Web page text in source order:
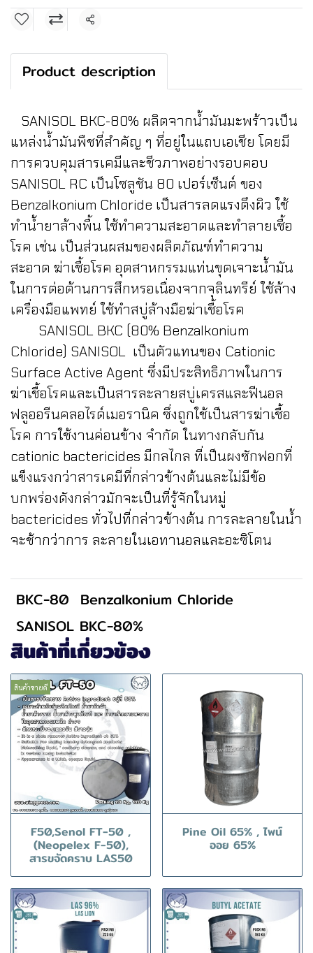
แชร์
Product description
SANISOL BKC-80% ผลิตจากน้ำมันมะพร้าวเป็น
แหล่งน้ำมันพืชที่สำคัญ ๆ ที่อยู่ในแถบเอเชีย โดยมี
การควบคุมสารเคมีและชีวภาพอย่างรอบคอบ
SANISOL RC เป็นโซลูชัน 80 เปอร์เซ็นต์ ของ
Benzalkonium Chloride เป็นสารลดแรงตึงผิว ใช้
ทำน้ำยาล้างพื้น ใช้ทำความสะอาดและทำลายเชื้อ
โรค เช่น เป็นส่วนผสมของผลิตภัณฑ์ทำความ
สะอาด ฆ่าเชื้อโรค อุตสาหกรรมแท่นขุดเจาะน้ำมัน
ในการต่อต้านการสึกหรอเนื่องจากจุลินทรีย์ ใช้ล้าง
เครื่องมือแพทย์ ใช้ทำสบู่ล้างมือฆ่าเชื้อโรค
SANISOL BKC (80% Benzalkonium
Chloride) SANISOL เป็นตัวแทนของ Cationic
Surface Active Agent ซึ่งมีประสิทธิภาพในการ
ฆ่าเชื้อโรคและเป็นสารละลายสบู่เครสและฟีนอล
ฟลูออรีนคลอไรด์เมอรานิค ซึ่งถูกใช้เป็นสารฆ่าเชื้อ
โรค การใช้งานค่อนข้าง จำกัด ในทางกลับกัน
cationic bactericides มีกลไกล ที่เป็นผงซักฟอกที่
แข็งแรงกว่าสารเคมีที่กล่าวข้างต้นและไม่มีข้อ
บกพร่องดังกล่าวมักจะเป็นที่รู้จักในหมู่
bactericides ทั่วไปที่กล่าวข้างต้น การละลายในน้ำ
จะช้ากว่าการ ละลายในเอทานอลและอะซิโตน
BKC-80 Benzalkonium Chloride
SANISOL BKC-80%
สินค้าที่เกี่ยวข้อง
สินค้าขายดี
F50,Senol FT-50 ,
(Neopelex F-50),
สารขจัดคราบ LAS50
Pine Oil 65% , ไพน์
ออย 65%